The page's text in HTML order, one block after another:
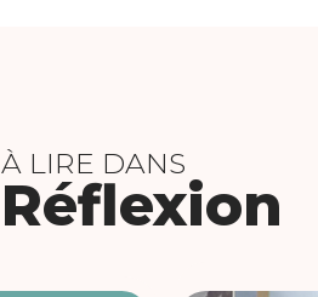
À LIRE DANS
Réflexion